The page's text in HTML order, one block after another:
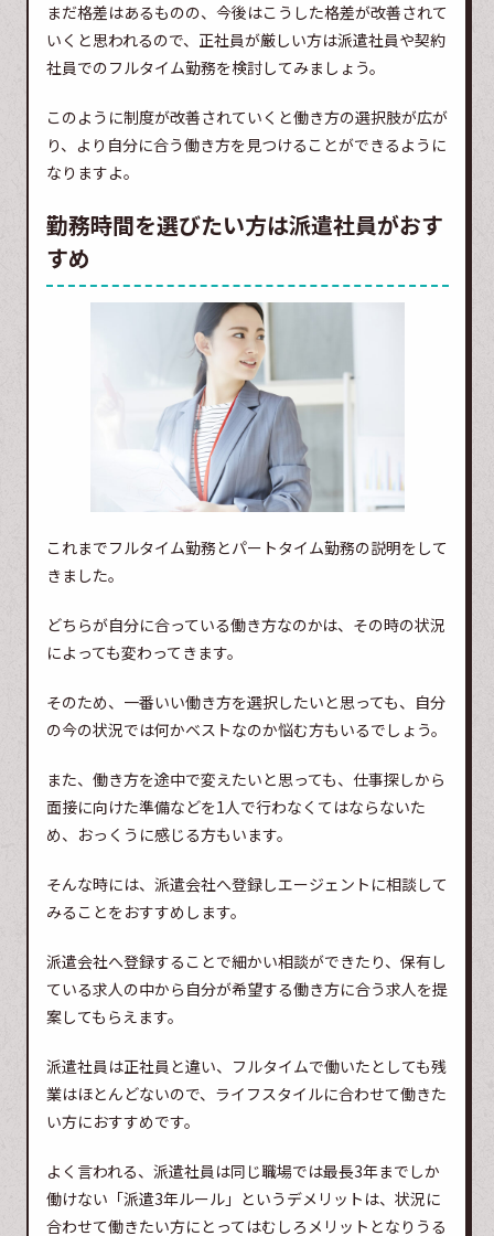
まだ格差はあるものの、今後はこうした格差が改善されて
いくと思われるので、正社員が厳しい方は派遣社員や契約
社員でのフルタイム勤務を検討してみましょう。
このように制度が改善されていくと働き方の選択肢が広が
り、より自分に合う働き方を見つけることができるように
なりますよ。
勤務時間を選びたい方は派遣社員がおす
すめ
これまでフルタイム勤務とパートタイム勤務の説明をして
きました。
どちらが自分に合っている働き方なのかは、その時の状況
によっても変わってきます。
そのため、一番いい働き方を選択したいと思っても、自分
の今の状況では何かベストなのか悩む方もいるでしょう。
また、働き方を途中で変えたいと思っても、仕事探しから
面接に向けた準備などを1人で行わなくてはならないた
め、おっくうに感じる方もいます。
そんな時には、派遣会社へ登録しエージェントに相談して
みることをおすすめします。
派遣会社へ登録することで細かい相談ができたり、保有し
ている求人の中から自分が希望する働き方に合う求人を提
案してもらえます。
派遣社員は正社員と違い、フルタイムで働いたとしても残
業はほとんどないので、ライフスタイルに合わせて働きた
い方におすすめです。
よく言われる、派遣社員は同じ職場では最長3年までしか
働けない「派遣3年ルール」というデメリットは、状況に
合わせて働きたい方にとってはむしろメリットとなりうる